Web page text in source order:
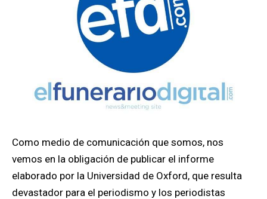
Como medio de comunicación que somos, nos
vemos en la obligación de publicar el informe
elaborado por la Universidad de Oxford, que resulta
devastador para el periodismo y los periodistas